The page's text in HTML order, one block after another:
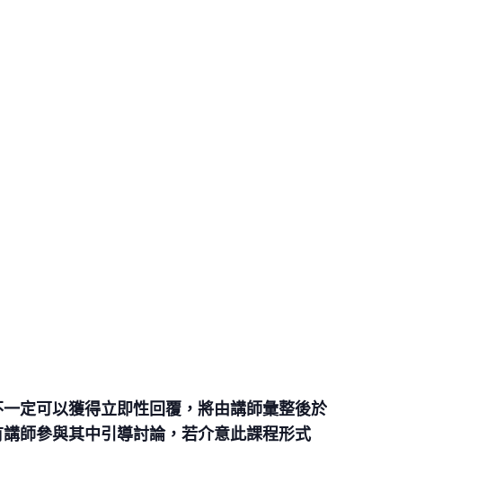
定可以獲得立即性回覆，將由講師彙整後於
師參與其中引導討論，若介意此課程形式